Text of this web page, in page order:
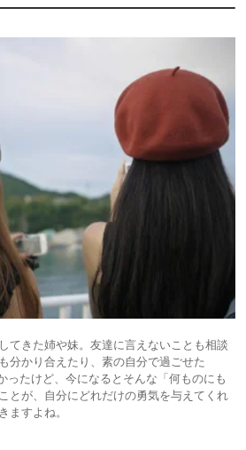
てきた姉や妹。友達に言えないことも相談
分かり合えたり、素の自分で過ごせた
ったけど、今になるとそんな「何ものにも
とが、自分にどれだけの勇気を与えてくれ
ますよね。